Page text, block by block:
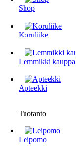
Shop
Koruliike
Lemmikki kauppa
Apteekki
Tuotanto
Leipomo